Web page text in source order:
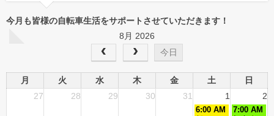
今月も皆様の自転車生活をサポートさせていただきます！
8月 2026
今日
月 火 水 木 金 土
日
27
28 29 30 31 1 2
6:00 AM
7:00 AM